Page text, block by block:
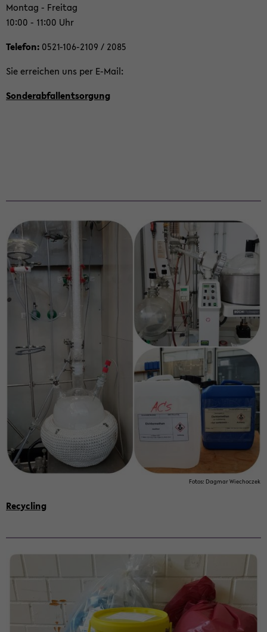
Mon­tag - Frei­tag
10:00 - 11:00 Uhr
Te­le­fon: 0521-​106-2109 / 2085
Sie er­rei­chen uns per E-​Mail:
Son­der­ab­fall­ent­sor­gung
Fotos: Dag­mar Wiechoczek
Re­cy­cling